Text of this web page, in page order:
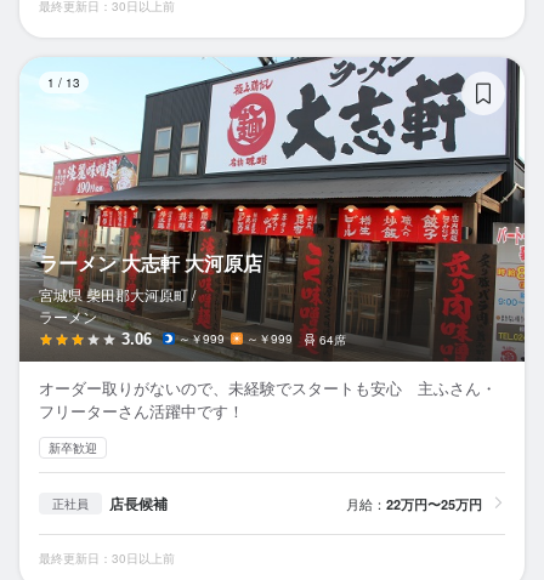
最終更新日：30日以上前
1 / 13
ラーメン 大志軒 大河原店
宮城県 柴田郡大河原町 /
ラーメン
3.06 ～￥999 ～￥999 64席
オーダー取りがないので、未経験でスタートも安心 主ふさん・
フリーターさん活躍中です！
新卒歓迎
正社員 店長候補 月給： 22万円〜25万円
最終更新日：30日以上前